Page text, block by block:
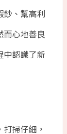
鈔、幫高利
而心地善良
中認識了新
掃仔細，